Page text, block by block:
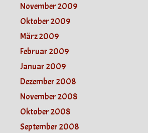
November 2009
Oktober 2009
März 2009
Februar 2009
Januar 2009
Dezember 2008
November 2008
Oktober 2008
September 2008